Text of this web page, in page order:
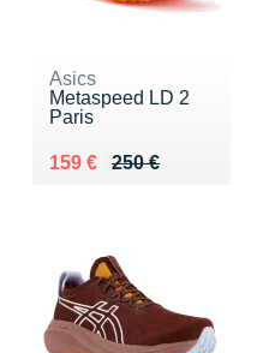
Asics
Metaspeed LD 2
Paris
250 €
Au lieu de 250 €
159 €
Vendu 159 €